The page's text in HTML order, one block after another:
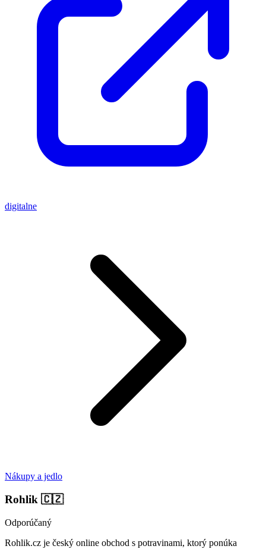
digitalne
Nákupy a jedlo
Rohlik 🇨🇿
Odporúčaný
Rohlik.cz je český online obchod s potravinami, ktorý ponúka